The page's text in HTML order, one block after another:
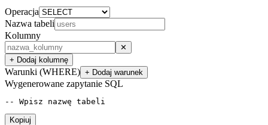
Operacja
Nazwa tabeli
Kolumny
✕
+ Dodaj kolumnę
Warunki (WHERE) + Dodaj warunek
Wygenerowane zapytanie SQL
-- Wpisz nazwę tabeli
Kopiuj